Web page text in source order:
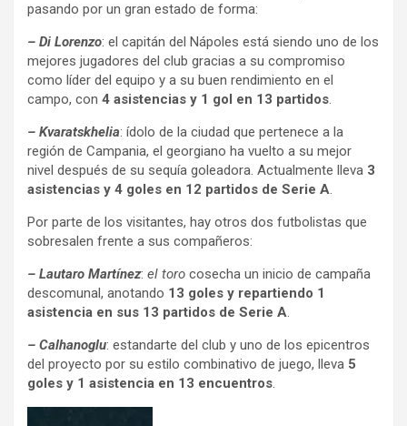
pasando por un gran estado de forma:
– Di Lorenzo: el capitán del Nápoles está siendo uno de los
mejores jugadores del club gracias a su compromiso
como líder del equipo y a su buen rendimiento en el
campo, con 4 asistencias y 1 gol en 13 partidos.
– Kvaratskhelia: ídolo de la ciudad que pertenece a la
región de Campania, el georgiano ha vuelto a su mejor
nivel después de su sequía goleadora. Actualmente lleva 3
asistencias y 4 goles en 12 partidos de Serie A.
Por parte de los visitantes, hay otros dos futbolistas que
sobresalen frente a sus compañeros:
– Lautaro Martínez: el toro cosecha un inicio de campaña
descomunal, anotando 13 goles y repartiendo 1
asistencia en sus 13 partidos de Serie A.
– Calhanoglu: estandarte del club y uno de los epicentros
del proyecto por su estilo combinativo de juego, lleva 5
goles y 1 asistencia en 13 encuentros.